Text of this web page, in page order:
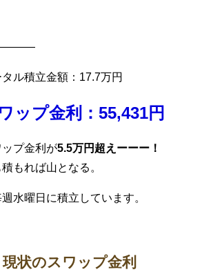
タル積立金額：17.7万円
ップ金利：55,431円
ップ金利が5.5万円超えーーー！
もれば山となる。
水曜日に積立しています。
現状のスワップ金利